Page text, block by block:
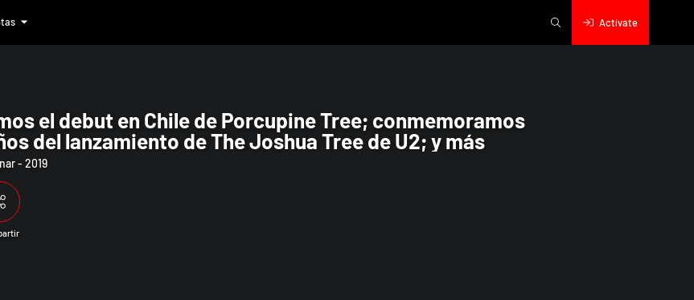
Actívate
el debut en Chile de Porcupine Tree; conmemoramos
del lanzamiento de The Joshua Tree de U2; y más
- 2019